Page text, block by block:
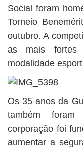
Social foram
Torneio
outubro. A
as mais fortes
modalidade
Os 35 anos da
também
corporação foi
aumentar a